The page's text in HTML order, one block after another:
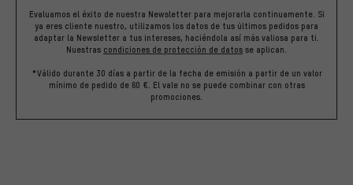
Evaluamos el éxito de nuestra Newsletter para mejorarla continuamente. Si
ya eres cliente nuestro, utilizamos los datos de tus últimos pedidos para
adaptar la Newsletter a tus intereses, haciéndola así más valiosa para ti.
Nuestras condiciones de protección de datos se aplican.
*Válido durante 30 días a partir de la fecha de emisión a partir de un valor
mínimo de pedido de 60 €. El vale no se puede combinar con otras
promociones.